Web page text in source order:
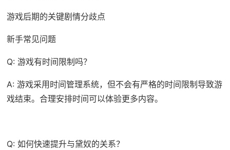
游戏后期的关键剧情分歧点
新手常见问题
Q: 游戏有时间限制吗？
A: 游戏采用时间管理系统，但不会有严格的时间限制导致游
戏结束。合理安排时间可以体验更多内容。
Q: 如何快速提升与黛奴的关系？